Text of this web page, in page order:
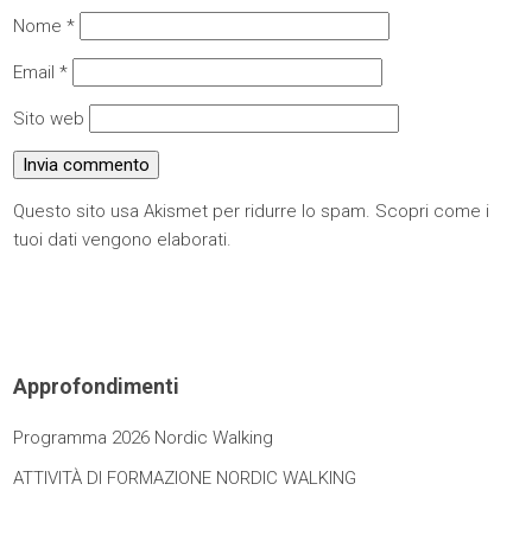
Nome*
Email*
Sito web
Questo sito usa Akismet per ridurre lo spam. Scopri come i
tuoi dati vengono elaborati.
Approfondimenti
Programma 2026 Nordic Walking
ATTIVITÀ DI FORMAZIONE NORDIC WALKING